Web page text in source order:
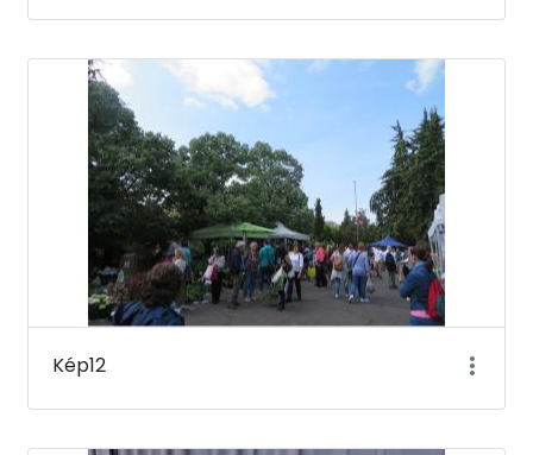
Kép12